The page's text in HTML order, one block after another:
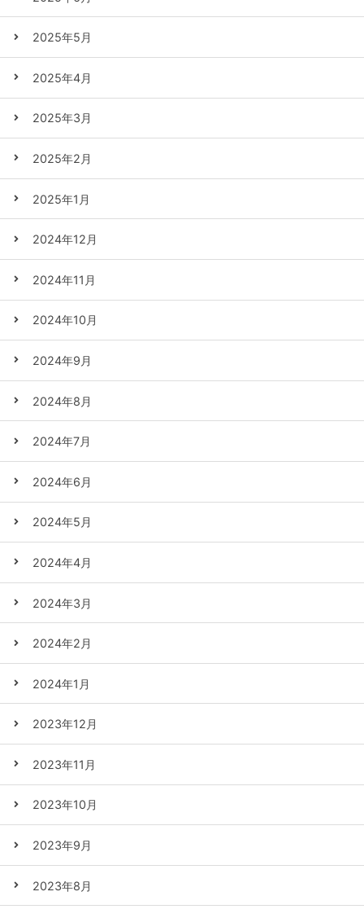
2025年5月
2025年4月
2025年3月
2025年2月
2025年1月
2024年12月
2024年11月
2024年10月
2024年9月
2024年8月
2024年7月
2024年6月
2024年5月
2024年4月
2024年3月
2024年2月
2024年1月
2023年12月
2023年11月
2023年10月
2023年9月
2023年8月